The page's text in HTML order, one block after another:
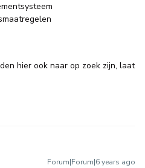
hier ook naar op zoek zijn, laat
Forum|Forum|6 years ago